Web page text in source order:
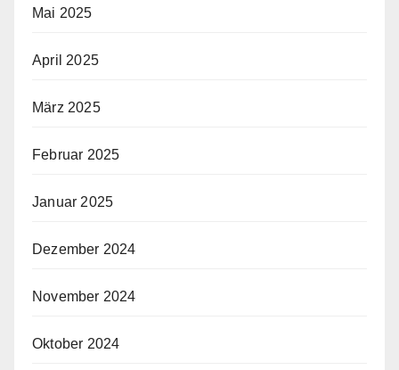
Mai 2025
April 2025
März 2025
Februar 2025
Januar 2025
Dezember 2024
November 2024
Oktober 2024